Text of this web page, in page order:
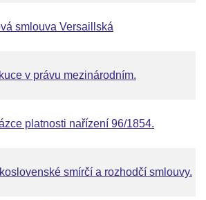
smlouva Versaillská
v právu mezinárodním.
platnosti nařízení 96/1854.
smírčí a rozhodčí smlouvy.